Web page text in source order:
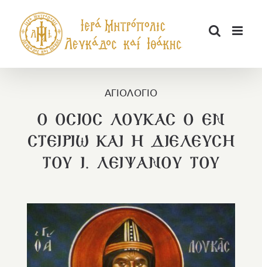
περιεχόμενο
ΑΓΙΟΛΟΓΙΟ
Ο ΟΣΙΟΣ ΛΟΥΚΑΣ Ο ΕΝ
ΣΤΕΙΡΙΩ ΚΑΙ Η ΔΙΕΛΕΥΣΗ
ΤΟΥ Ι. ΛΕΙΨΑΝΟΥ ΤΟΥ